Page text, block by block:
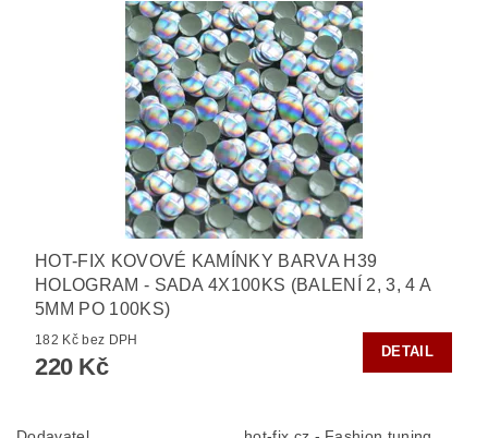
HOT-FIX KOVOVÉ KAMÍNKY BARVA H39
HOLOGRAM - SADA 4X100KS (BALENÍ 2, 3, 4 A
5MM PO 100KS)
182 Kč bez DPH
220 Kč
DETAIL